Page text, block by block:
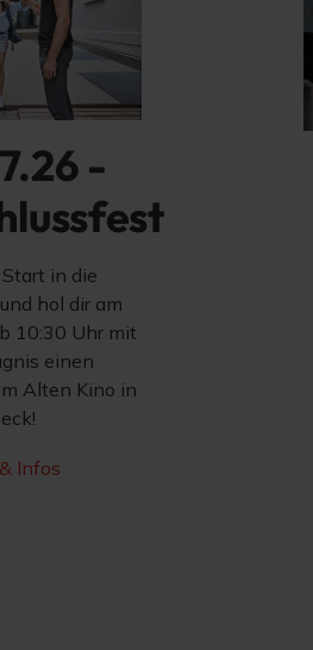
-
in die
hol dir am
10:30 Uhr mit
einen
Alten Kino in
Infos